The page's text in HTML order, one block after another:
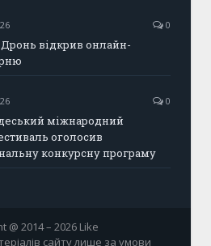
0
відкрив онлайн-
0
міжнародний
оголосив
конкурсну програму
@ 2014 – 2026 Like
сайту лише за умови